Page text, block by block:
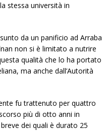
stessa università in
da un panificio ad Arraba
non si è limitato a nutrire
qualità che lo ha portato
ma anche dall’Autorità
fu trattenuto per quattro
più di otto anni in
dei quali è durato 25